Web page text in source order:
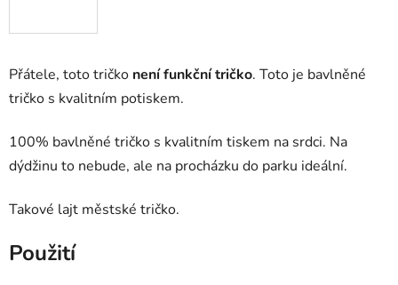
Přátele, toto tričko není funkční tričko. Toto je bavlněné
tričko s kvalitním potiskem.
100% bavlněné tričko s kvalitním tiskem na srdci. Na
dýdžinu to nebude, ale na procházku do parku ideální.
Takové lajt městské tričko.
Použití